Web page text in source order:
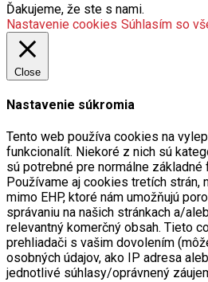
Ďakujeme, že ste s nami.
Nastavenie cookies Súhlasím so
Close
Nastavenie súkromia
Tento web používa cookies na
funkcionalít. Niekoré z nich sú
sú potrebné pre normálne základné
Používame aj cookies tretích strán,
mimo EHP, ktoré nám umožňujú
správaniu na našich stránkach a/
relevantný komerčný obsah. Tieto
prehliadači s vašim dovolením
osobných údajov, ako IP adresa
jednotlivé súhlasy/oprávnený